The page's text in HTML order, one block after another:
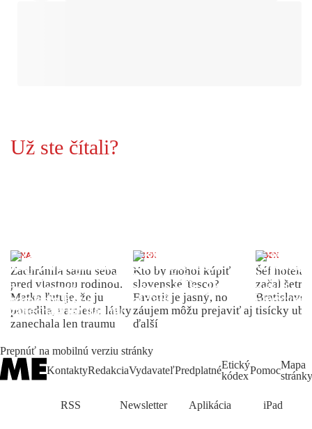
Už ste čítali?
ŽENA
Zachránila samu seba
pred vlastnou rodinou.
Matka ľutuje, že ju
porodila, namiesto lásky
zanechala len traumu
INDEX
Kto by mohol kúpiť
slovenské Tesco?
Favorit je jasný, no
záujem môžu prejaviť aj
ďalší
INDEX
Šéf
začal
Bratislave
tisícky
Prepnúť na mobilnú verziu stránky
KontaktyRedakciaVydavateľPredplatnéEtický
kódexPomocMapa
stránky
RSS Newsletter Aplikácia iPad